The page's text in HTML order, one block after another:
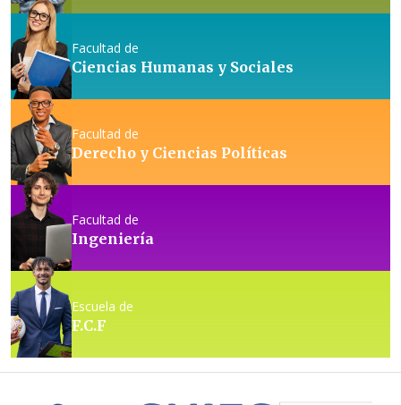
Facultad de
Ciencias Humanas y Sociales
Facultad de
Derecho y Ciencias Políticas
Facultad de
Ingeniería
Escuela de
F.C.F